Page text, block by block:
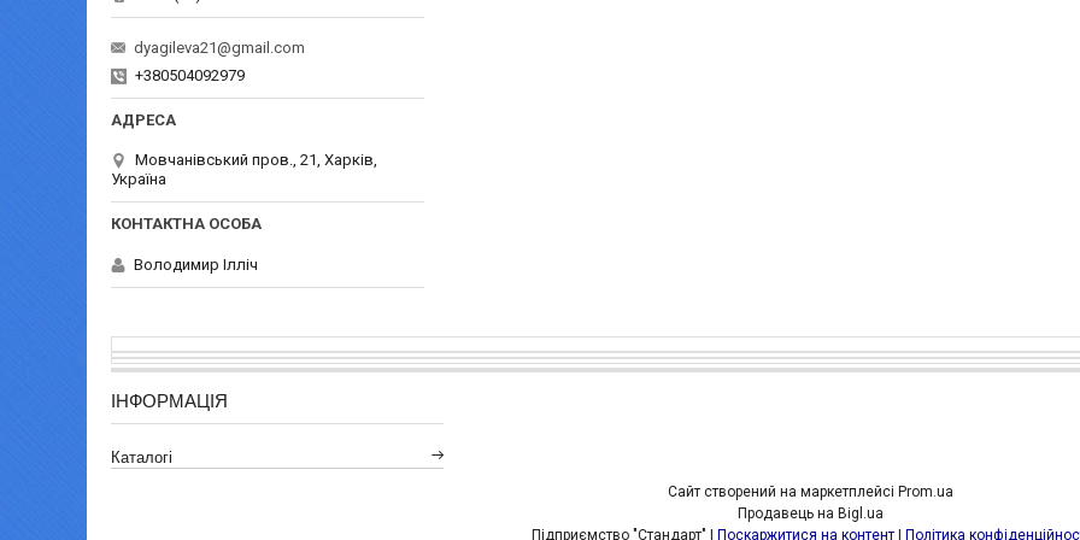
dyagileva21@gmail.com
+380504092979
Мовчанівський пров., 21, Харків,
Україна
Володимир Ілліч
ІНФОРМАЦІЯ
Каталогі
Сайт створений на маркетплейсі Prom.ua
Продавець на Bigl.ua
Підприємство "Стандарт" | Поскаржитися на контент | Політика